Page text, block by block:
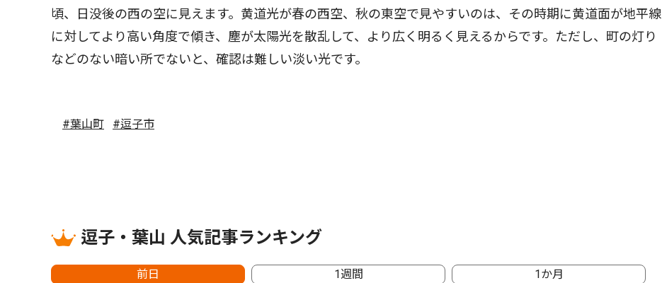
頃、日没後の西の空に見えます。黄道光が春の西空、秋の東空で見やすいのは、その時期に黄道面が地平線
に対してより高い角度で傾き、塵が太陽光を散乱して、より広く明るく見えるからです。ただし、町の灯り
などのない暗い所でないと、確認は難しい淡い光です。
#葉山町 #逗子市
逗子・葉山 人気記事ランキング
前日 1週間 1か月